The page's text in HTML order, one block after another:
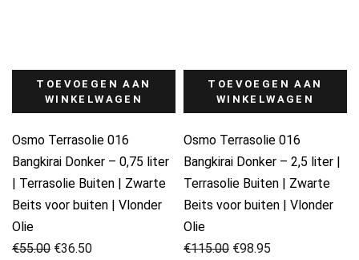
TOEVOEGEN AAN
WINKELWAGEN
Osmo Terrasolie 016
Bangkirai Donker – 0,75 liter
| Terrasolie Buiten | Zwarte
Beits voor buiten | Vlonder
Olie
€55.00
Oorspronkelijke
€36.50
Huidige
TOEVOEGEN AAN
WINKELWAGEN
Osmo Terrasolie 016
Bangkirai Donker – 2,5 liter |
Terrasolie Buiten | Zwarte
Beits voor buiten | Vlonder
Olie
€115.00
Oorspronkelijke
€98.95
Huidige